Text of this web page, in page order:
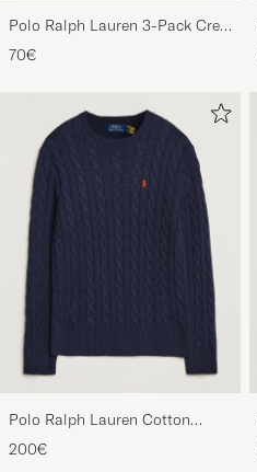
Polo Ralph Lauren 3-Pack Crew
Neck T-Shirt
White/Black/Andover Heather
70€
Polo Ralph Lauren Cotton
Cable Pullover Hunter Navy
200€